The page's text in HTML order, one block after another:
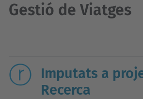
Gestió de Viatges
Imputats a
Recerca